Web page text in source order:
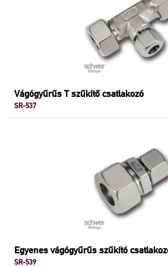
Vágógyűrűs T szűkítő csatlakozó
SR-537
Egyenes vágógyűrűs szűkító
SR-539